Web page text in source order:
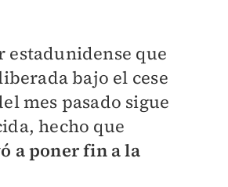
estadunidense que
bajo el cese
mes pasado sigue
hecho que
a poner fin a la